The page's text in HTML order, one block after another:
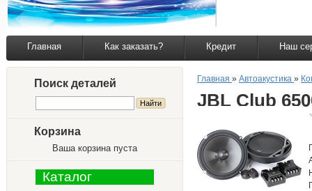
Главная Как заказать? Кредит Наш
Поиск деталей
Корзина
Ваша корзина пуста
Каталог
Главная » Автоакустика »
JBL Club